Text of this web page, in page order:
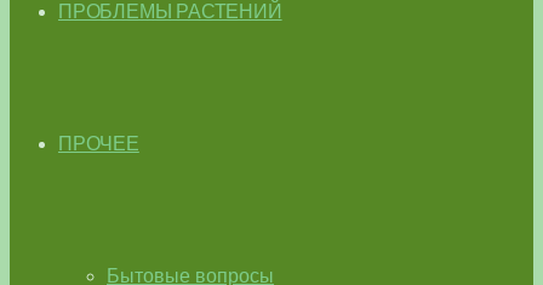
ПРОБЛЕМЫ РАСТЕНИЙ
ПРОЧЕЕ
Бытовые вопросы